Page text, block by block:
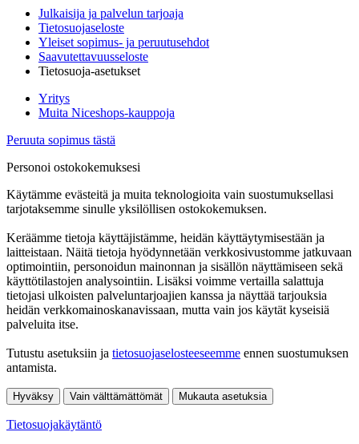
Julkaisija ja palvelun tarjoaja
Tietosuojaseloste
Yleiset sopimus- ja peruutusehdot
Saavutettavuusseloste
Tietosuoja-asetukset
Yritys
Muita Niceshops-kauppoja
Peruuta sopimus tästä
Personoi ostokokemuksesi
Käytämme evästeitä ja muita teknologioita vain suostumuksellasi
tarjotaksemme sinulle yksilöllisen ostokokemuksen.
Keräämme tietoja käyttäjistämme, heidän käyttäytymisestään ja
laitteistaan. Näitä tietoja hyödynnetään verkkosivustomme jatkuvaan
optimointiin, personoidun mainonnan ja sisällön näyttämiseen sekä
käyttötilastojen analysointiin. Lisäksi voimme vertailla salattuja
tietojasi ulkoisten palveluntarjoajien kanssa ja näyttää tarjouksia
heidän verkkomainoskanavissaan, mutta vain jos käytät kyseisiä
palveluita itse.
Tutustu asetuksiin ja tietosuojaselosteeseemme ennen suostumuksen
antamista.
Hyväksy Vain välttämättömät Mukauta asetuksia
Tietosuojakäytäntö